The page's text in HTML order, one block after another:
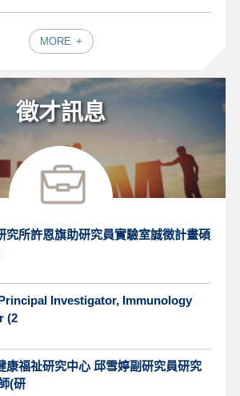
MORE
徵才訊息
究所許恩旗助研究員實驗室誠徵計畫碩
Investigator, Immunology
(2
康福祉研究中心 邱雪婷副研究員研究
(研